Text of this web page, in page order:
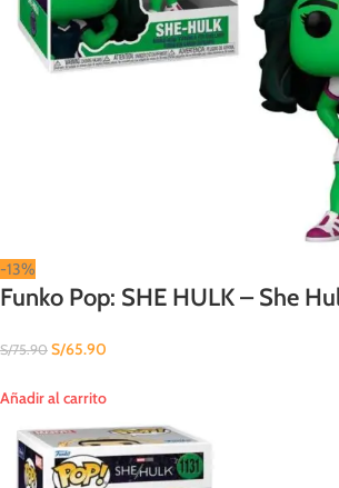
-13%
Funko Pop: SHE HULK – She
S/75.90 S/65.90
Añadir al carrito